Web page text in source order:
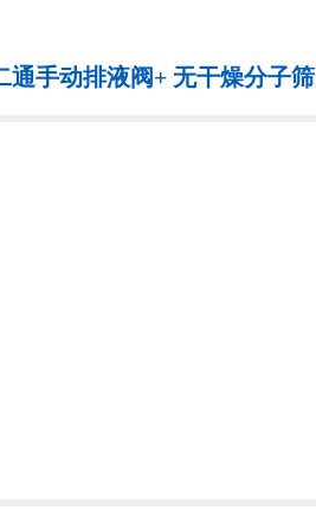
通手动排液阀+ 无干燥分子筛